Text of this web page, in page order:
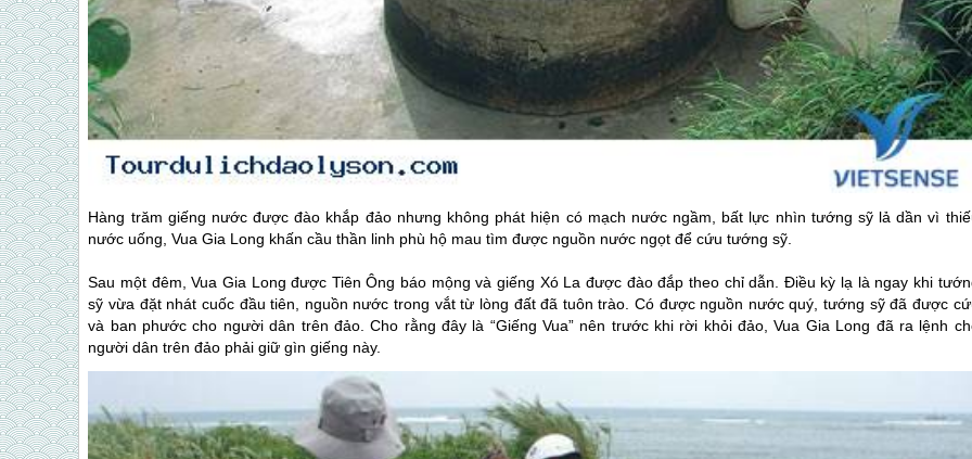
Hàng trăm giếng nước được đào khắp đảo nhưng không phát hiện có mạch nước ngầm, bất lực nhìn tướng sỹ lả dần vì
nước uống, Vua Gia Long khấn cầu thần linh phù hộ mau tìm được nguồn nước ngọt để cứu tướng sỹ.
Sau một đêm, Vua Gia Long được Tiên Ông báo mộng và giếng Xó La được đào đắp theo chỉ dẫn. Điều kỳ lạ là ngay khi
sỹ vừa đặt nhát cuốc đầu tiên, nguồn nước trong vắt từ lòng đất đã tuôn trào. Có được nguồn nước quý, tướng sỹ đã được
và ban phước cho người dân trên đảo. Cho rằng đây là “Giếng Vua” nên trước khi rời khỏi đảo, Vua Gia Long đã ra lệnh
người dân trên đảo phải giữ gìn giếng này.